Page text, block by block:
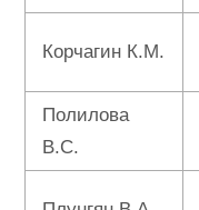
Корчагин К.М.
Полилова
В.С.